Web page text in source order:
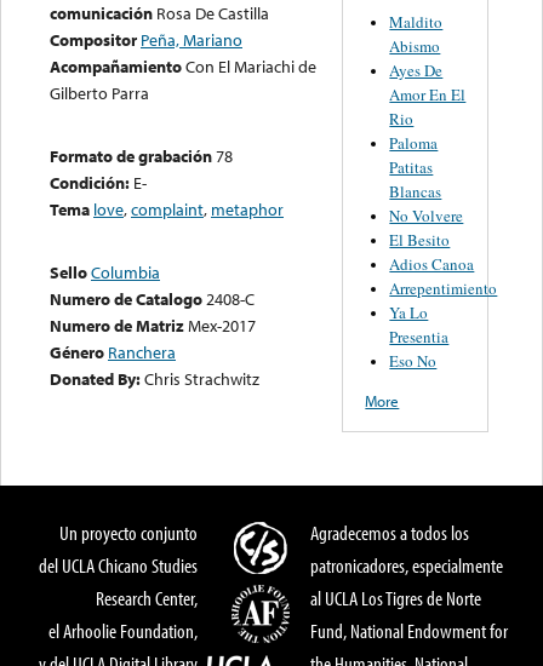
comunicación Rosa De Castilla
Compositor Peña, Mariano
AcompañamientoCon El Mariachi de
Gilberto Parra
Formato de grabación78
Condición: E-
Tema love,complaint, metaphor
SelloColumbia
Numero de Catalogo2408-C
Numero de MatrizMex-2017
Género Ranchera
Donated By:Chris Strachwitz
Maldito
Abismo
Ayes De
Amor En El
Rio
Paloma
Patitas
Blancas
No Volvere
El Besito
Adios Canoa
Arrepentimiento
Ya Lo
Presentia
Eso No
More
Un proyecto conjunto
del UCLA Chicano Studies
Research Center,
el Arhoolie Foundation,
Agradecemos a todos los
patronicadores, especialmente
al UCLA Los Tigres de Norte
Fund, National Endowment for